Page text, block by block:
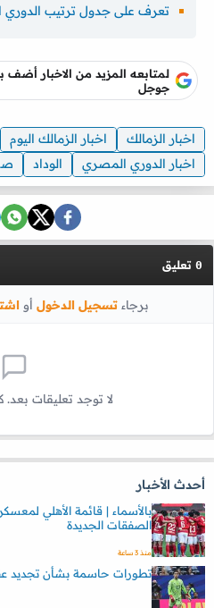
تعرف على جدول ترتيب
لمتابعه المزيد من الاخبار
جوجل
اخبار الزمالك اخبار الزمالك اليوم
اخبار الدوري المصري
الوداد
0 تعليق
برجاءتسجيل الدخول أو
لا توجد تعليقات
أحدث الأخبار
بالأسماء | قائمة الأهلي
الصفقات الجديدة
منذ 3 ساعة
تطورات حاسمة بشأن تجديد